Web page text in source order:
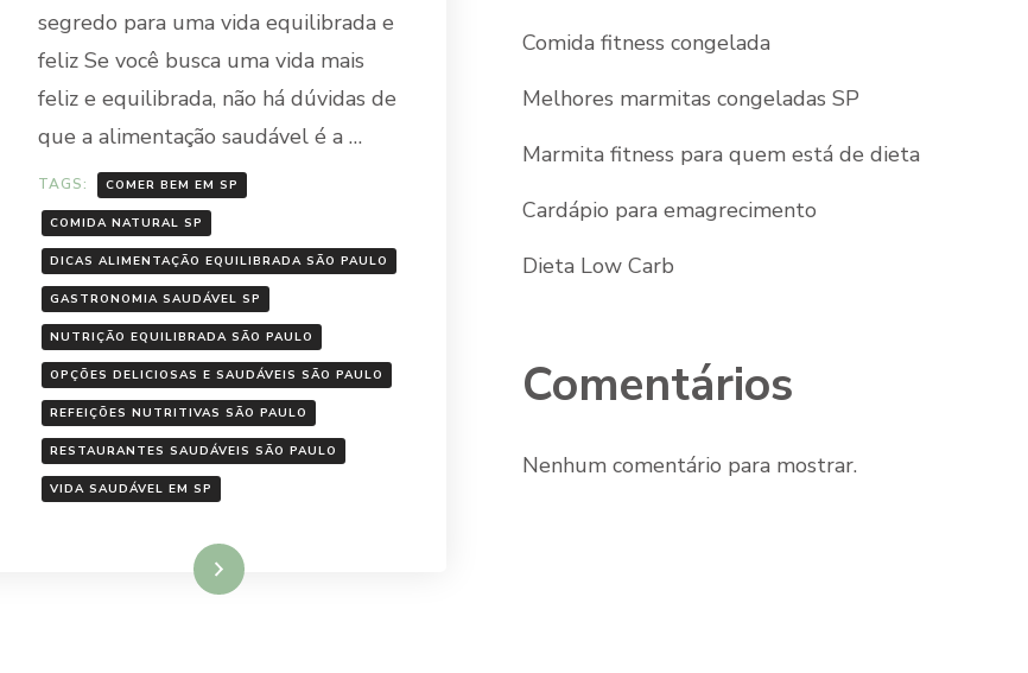
segredo para uma vida equilibrada e
feliz Se você busca uma vida mais
feliz e equilibrada, não há dúvidas de
que a alimentação saudável é a …
TAGS: COMER BEM EM SP
COMIDA NATURAL SP
DICAS ALIMENTAÇÃO EQUILIBRADA SÃO PAULO
GASTRONOMIA SAUDÁVEL SP
NUTRIÇÃO EQUILIBRADA SÃO PAULO
OPÇÕES DELICIOSAS E SAUDÁVEIS SÃO PAULO
REFEIÇÕES NUTRITIVAS SÃO PAULO
RESTAURANTES SAUDÁVEIS SÃO PAULO
VIDA SAUDÁVEL EM SP
Ler mais
Comida fitness congelada
Melhores marmitas congeladas SP
Marmita fitness para quem está de dieta
Cardápio para emagrecimento
Dieta Low Carb
Comentários
Nenhum comentário para mostrar.